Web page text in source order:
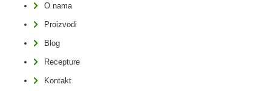
O nama
Proizvodi
Blog
Recepture
Kontakt